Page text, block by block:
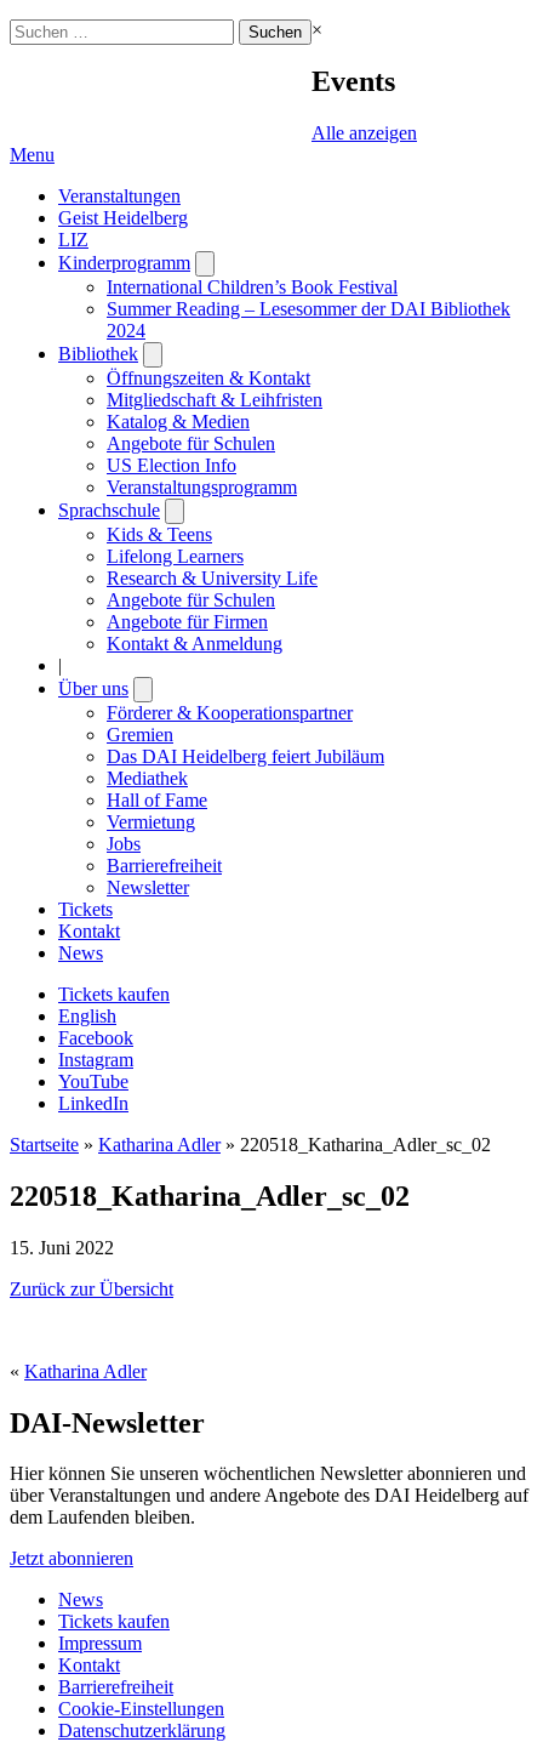
Suchen
nach:
×
Events
Alle anzeigen
Menu
Veranstaltungen
Geist Heidelberg
LIZ
Kinderprogramm
submenu
International Children’s Book Festival
Summer Reading – Lesesommer der DAI Bibliothek
2024
Bibliothek
submenu
Öffnungszeiten & Kontakt
Mitgliedschaft & Leihfristen
Katalog & Medien
Angebote für Schulen
US Election Info
Veranstaltungsprogramm
Sprachschule
submenu
Kids & Teens
Lifelong Learners
Research & University Life
Angebote für Schulen
Angebote für Firmen
Kontakt & Anmeldung
|
Über uns
submenu
Förderer & Kooperationspartner
Gremien
Das DAI Heidelberg feiert Jubiläum
Mediathek
Hall of Fame
Vermietung
Jobs
Barrierefreiheit
Newsletter
Tickets
Kontakt
News
Tickets kaufen
English
Facebook
Instagram
YouTube
LinkedIn
Startseite » Katharina Adler» 220518_Katharina_Adler_sc_02
220518_Katharina_Adler_sc_02
15. Juni 2022
Zurück zur Übersicht
« Katharina Adler
DAI-Newsletter
Hier können Sie unseren wöchentlichen Newsletter abonnieren und
über Veranstaltungen und andere Angebote des DAI Heidelberg auf
dem Laufenden bleiben.
Jetzt abonnieren
News
Tickets kaufen
Impressum
Kontakt
Barrierefreiheit
Cookie-Einstellungen
Datenschutzerklärung